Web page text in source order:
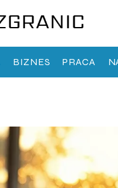
BIZNES PRACA